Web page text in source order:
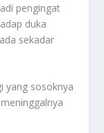
pengingat
duka
sekadar
yang sosoknya